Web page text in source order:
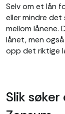
Selv om et lån
eller mindre
mellom
lånet, men
opp det riktige
Slik